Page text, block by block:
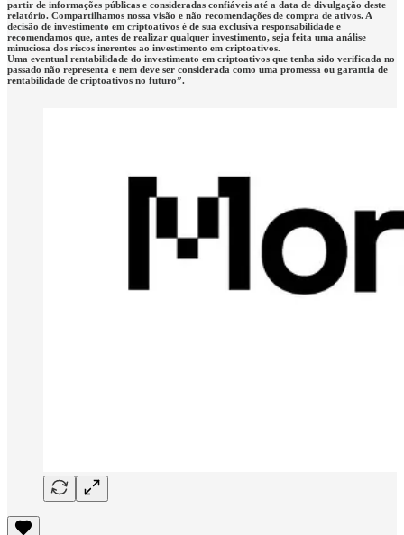
partir de informações públicas e consideradas confiáveis até a data de divulgação deste
relatório. Compartilhamos nossa visão e não recomendações de compra de ativos. A
decisão de investimento em criptoativos é de sua exclusiva responsabilidade e
recomendamos que, antes de realizar qualquer investimento, seja feita uma análise
minuciosa dos riscos inerentes ao investimento em criptoativos.
Uma eventual rentabilidade do investimento em criptoativos que tenha sido verificada no
passado não representa e nem deve ser considerada como uma promessa ou garantia de
rentabilidade de criptoativos no futuro”.